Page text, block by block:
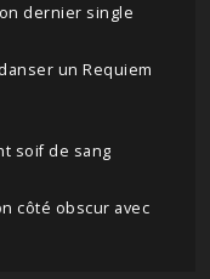
dernier single
un Requiem
soif de sang
côté obscur avec